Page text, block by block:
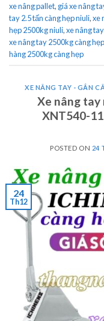
xe nâng pallet, giá xe nâng
tay 2.5 tấn càng hẹp niuli,xe
hẹp 2500kg niuli,xe nâng
xe nâng tay 2500kg càng hẹp
hàng 2500kg càng hẹp
XE NÂNG TAY - GẮN
Xe nâng tay
XNT540-
POSTED ON 24
24
Th12